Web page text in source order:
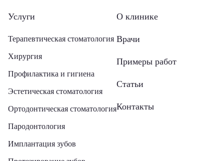
Услуги
Терапевтическая стоматология
Хирургия
Профилактика и гигиена
Эстетическая стоматология
Ортодонтическая стоматология
Пародонтология
Имплантация зубов
О клинике
Врачи
Примеры работ
Статьи
Контакты